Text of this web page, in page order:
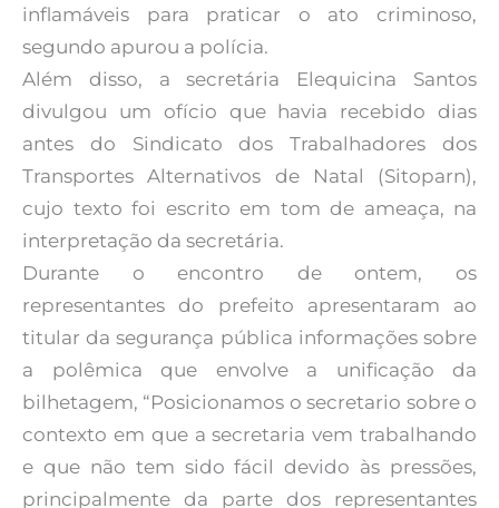
inflamáveis para praticar o ato criminoso,
segundo apurou a polícia.
Além disso, a secretária Elequicina Santos
divulgou um ofício que havia recebido dias
antes do Sindicato dos Trabalhadores dos
Transportes Alternativos de Natal (Sitoparn),
cujo texto foi escrito em tom de ameaça, na
interpretação da secretária.
Durante o encontro de ontem, os
representantes do prefeito apresentaram ao
titular da segurança pública informações sobre
a polêmica que envolve a unificação da
bilhetagem, “Posicionamos o secretario sobre o
contexto em que a secretaria vem trabalhando
e que não tem sido fácil devido às pressões,
principalmente da parte dos representantes